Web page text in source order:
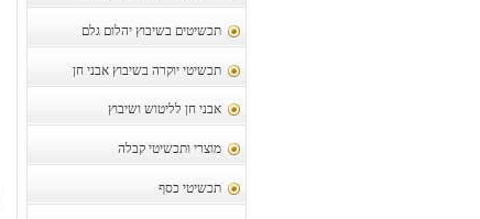
תכשיטים בשיבוץ יהלום גלם
תכשיטי יוקרה בשיבוץ אבני חן
אבני חן לליטוש ושיבוץ
מוצרי ותכשיטי קבלה
תכשיטי כסף